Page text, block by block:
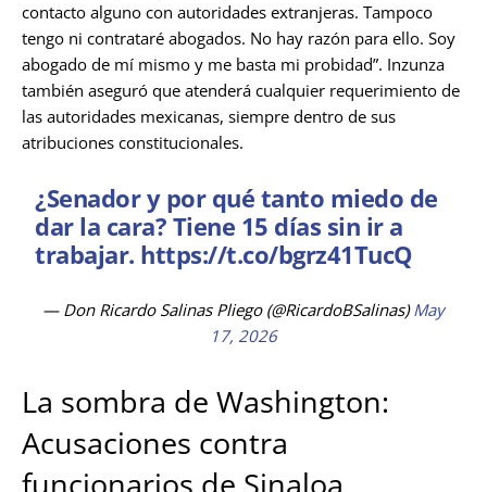
contacto alguno con autoridades extranjeras. Tampoco
tengo ni contrataré abogados. No hay razón para ello. Soy
abogado de mí mismo y me basta mi probidad”. Inzunza
también aseguró que atenderá cualquier requerimiento de
las autoridades mexicanas, siempre dentro de sus
atribuciones constitucionales.
¿Senador y por qué tanto miedo de
dar la cara? Tiene 15 días sin ir a
trabajar. https://t.co/bgrz41TucQ
— Don Ricardo Salinas Pliego (@RicardoBSalinas)May
17, 2026
La sombra de Washington:
Acusaciones contra